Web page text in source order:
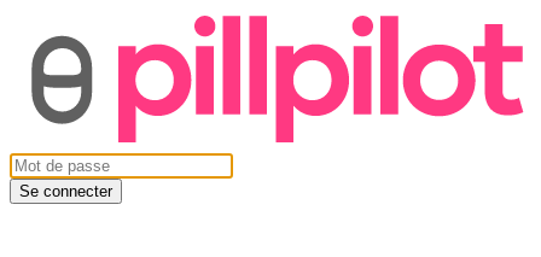
Se connecter